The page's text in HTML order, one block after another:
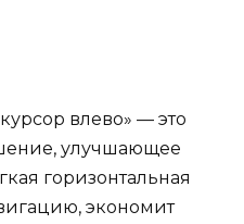
влево» — это
улучшающее
горизонтальная
экономит